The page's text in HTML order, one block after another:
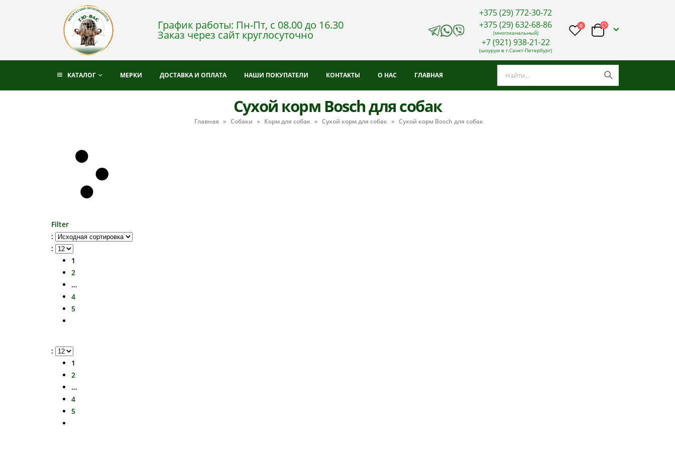
График работы: Пн-Пт, с 08.00 до 16.30
Заказ через сайт круглосуточно
+375 (29) 772-30-72
+375 (29) 632-68-86
(многоканальный)
+7 (921) 938-21-22
(шоурум в г.Санкт-Петербург)
0
КАТАЛОГ МЕРКИ ДОСТАВКА И ОПЛАТА НАШИ ПОКУПАТЕЛИ КОНТАКТЫ О НАС ГЛАВНАЯ
Сухой корм Bosch для собак
Главная » Собаки » Корм для собак » Сухой корм для собак » Сухой корм Bosch для собак
Filter
:
:
1
2
…
4
5
:
1
2
…
4
5